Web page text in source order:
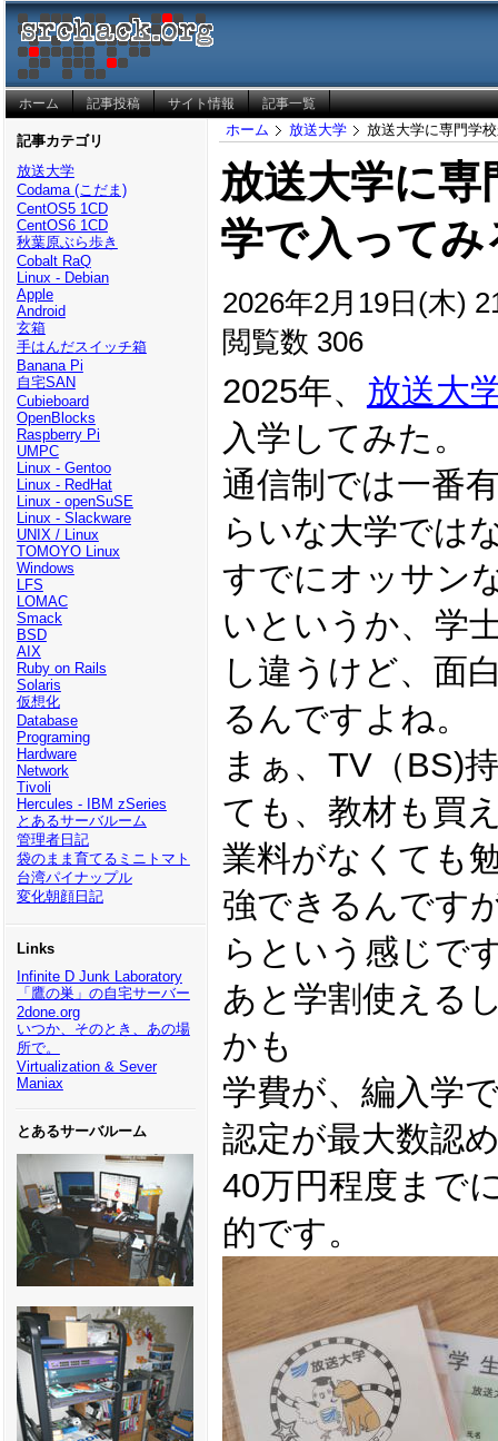
ホーム 記事投稿 サイト情報 記事一覧
記事カテゴリ
放送大学
Codama (こだま)
CentOS5 1CD
CentOS6 1CD
秋葉原ぶら歩き
Cobalt RaQ
Linux - Debian
Apple
Android
玄箱
手はんだスイッチ箱
Banana Pi
自宅SAN
Cubieboard
OpenBlocks
Raspberry Pi
UMPC
Linux - Gentoo
Linux - RedHat
Linux - openSuSE
Linux - Slackware
UNIX / Linux
TOMOYO Linux
Windows
LFS
LOMAC
Smack
BSD
AIX
Ruby on Rails
Solaris
仮想化
Database
Programing
Hardware
Network
Tivoli
Hercules - IBM zSeries
とあるサーバルーム
管理者日記
袋のまま育てるミニトマト
台湾パイナップル
変化朝顔日記
Links
Infinite D Junk Laboratory
「鷹の巣」の自宅サーバー
2done.org
いつか、そのとき、あの場
所で。
Virtualization & Sever
Maniax
とあるサーバルーム
ホーム 放送大学 放送大学に専門学
放送大学に専
学で入ってみ
2026年2月19日(木)
閲覧数 306
2025年、 放送大
入学してみた。
通信制では一番
らいな大学では
すでにオッサン
いというか、学
し違うけど、面
るんですよね。
まぁ、TV（BS)
ても、教材も買
業料がなくても
強できるんです
らという感じで
あと学割使える
かも
学費が、編入学
認定が最大数認
40万円程度まで
的です。